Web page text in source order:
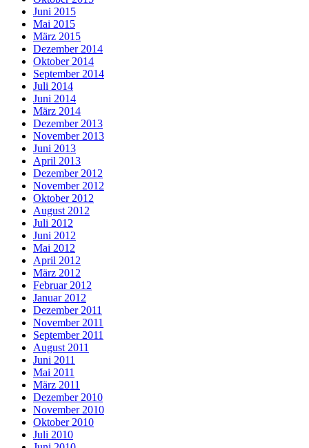
Juni 2015
Mai 2015
März 2015
Dezember 2014
Oktober 2014
September 2014
Juli 2014
Juni 2014
März 2014
Dezember 2013
November 2013
Juni 2013
April 2013
Dezember 2012
November 2012
Oktober 2012
August 2012
Juli 2012
Juni 2012
Mai 2012
April 2012
März 2012
Februar 2012
Januar 2012
Dezember 2011
November 2011
September 2011
August 2011
Juni 2011
Mai 2011
März 2011
Dezember 2010
November 2010
Oktober 2010
Juli 2010